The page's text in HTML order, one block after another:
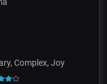
Complex, Joy